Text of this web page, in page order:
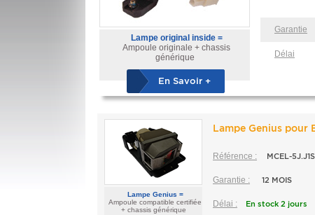
Lampe original inside =
Ampoule originale + chassis
générique
En Savoir +
Garantie
Délai
Lampe Genius =
Ampoule compatible certifiée
+ chassis générique
Lampe Genius pour
Référence : MCEL-
Garantie : 12 MOIS
Délai : En stock 2 jours